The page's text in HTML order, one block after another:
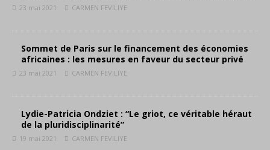
23 mai 2021 CARMEN FEVILIYE
Sommet de Paris sur le financement des économies
africaines : les mesures en faveur du secteur privé
23 mai 2021 CARMEN FEVILIYE
Lydie-Patricia Ondziet : “Le griot, ce véritable héraut
de la pluridisciplinarité”
19 mai 2021 CARMEN FEVILIYE